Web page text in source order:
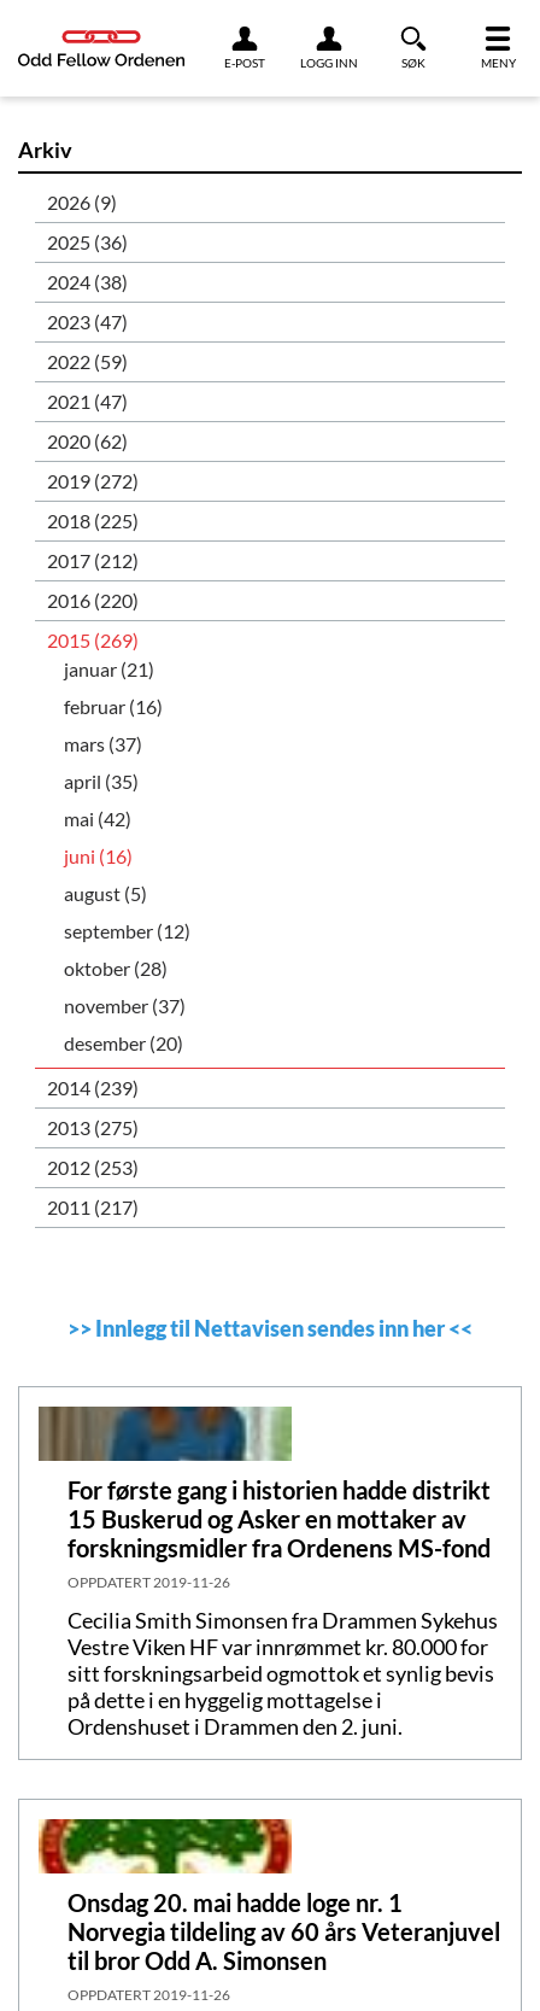
E-POST LOGG INN SØK MENY
>>Innlegg til Nettavisen sendes inn her<<
For første gang i historien hadde distrikt
15 Buskerud og Asker en mottaker av
forskningsmidler fra Ordenens MS-fond
OPPDATERT 2019-11-26
Cecilia Smith Simonsen fra Drammen Sykehus
Vestre Viken HF var innrømmet kr. 80.000 for
sitt forskningsarbeid ogmottok et synlig bevis
på dette i en hyggelig mottagelse i
Ordenshuset i Drammen den 2. juni.
Onsdag 20. mai hadde loge nr. 1
Norvegia tildeling av 60 års Veteranjuvel
til bror Odd A. Simonsen
OPPDATERT 2019-11-26
Arkiv
2026 (9)
2025 (36)
2024 (38)
2023 (47)
2022 (59)
2021 (47)
2020 (62)
2019 (272)
2018 (225)
2017 (212)
2016 (220)
2015 (269)
januar (21)
februar (16)
mars (37)
april (35)
mai (42)
juni (16)
august (5)
september (12)
oktober (28)
november (37)
desember (20)
2014 (239)
2013 (275)
2012 (253)
2011 (217)